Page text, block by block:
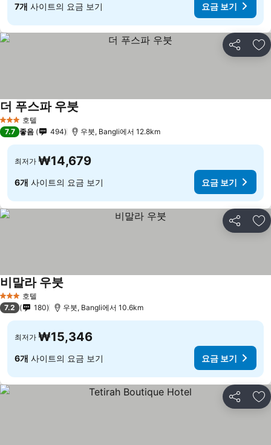
7개 사이트의 요금 보기 요금 보기
공유 즐
3 성급 호텔
더 푸스파 우붓
7.7 좋음 494 우붓, Bangli에서 12.8km
최저가 ₩14,679
6개 사이트의 요금 보기 요금 보기
공유 즐
3 성급 호텔
비말라 우붓
7.2 180 우붓, Bangli에서 10.6km
최저가 ₩15,346
6개 사이트의 요금 보기 요금 보기
공유 즐